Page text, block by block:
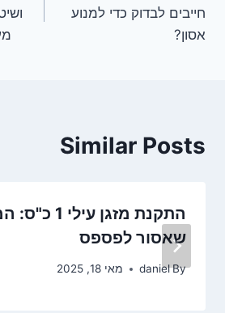
חייבים לבדוק כדי למנוע
אסון?
Similar Posts
התקנת מזגן
שאסור לפספס
By
daniel מאי 18, 2025